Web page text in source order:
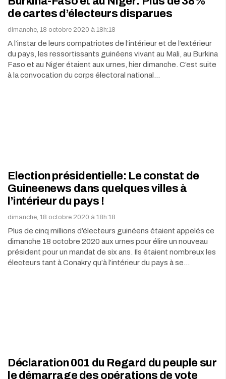
de cartes d’électeurs disparues
dimanche, 18 octobre 2020 à 18h:18
A l’instar de leurs compatriotes de l’intérieur et de l’extérieur
du pays, les ressortissants guinéens vivant au Mali, au Burkina
Faso et au Niger étaient aux urnes, hier dimanche. C’est suite
à la convocation du corps électoral national…
Election présidentielle: Le constat de
Guineenews dans quelques villes à
l’intérieur du pays !
dimanche, 18 octobre 2020 à 18h:18
Plus de cinq millions d’électeurs guinéens étaient appelés ce
dimanche 18 octobre 2020 aux urnes pour élire un nouveau
président pour un mandat de six ans. Ils étaient nombreux les
électeurs tant à Conakry qu’à l’intérieur du pays à se…
Déclaration 001 du Regard du peuple sur
le démarrage des opérations de vote